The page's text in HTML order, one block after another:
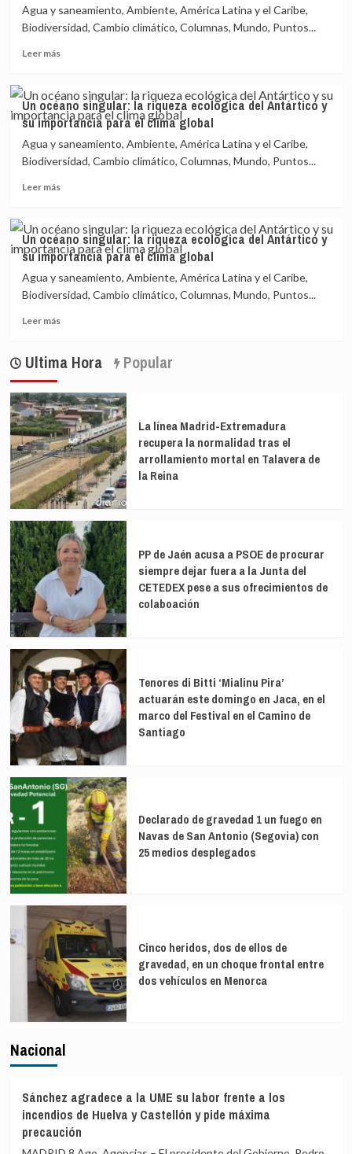
el
clima
la
riqueza
ecológica
del
su
importancia
para
el
clima
Agua y saneamiento, Ambiente, América Latina y el Caribe,
Biodiversidad, Cambio climático, Columnas, Mundo, Puntos...
Leer másLeer
Un
océano
singular:
la
riqueza
ecológica
del
su
importancia
para
el
clima
Un océano singular: la riqueza ecológica del Antártico y
su importancia para el clima global
Agua y saneamiento, Ambiente, América Latina y el Caribe,
Biodiversidad, Cambio climático, Columnas, Mundo, Puntos...
Leer másLeer
Un
océano
singular:
la
riqueza
ecológica
del
su
para
el
clima
global
Un océano singular: la riqueza ecológica del Antártico y
su importancia para el clima global
Agua y saneamiento, Ambiente, América Latina y el Caribe,
Biodiversidad, Cambio climático, Columnas, Mundo, Puntos...
Leer másLeer
Un
singular:
la
riqueza
ecológica
del
Antártico
y
su
importancia
para
el
clima
global
Ultima Hora Popular
La línea Madrid-Extremadura
recupera la normalidad tras el
arrollamiento mortal en Talavera de
la Reina
PP de Jaén acusa a PSOE de procurar
siempre dejar fuera a la Junta del
CETEDEX pese a sus ofrecimientos de
colaboación
Tenores di Bitti ‘Mialinu Pira’
actuarán este domingo en Jaca, en el
marco del Festival en el Camino de
Santiago
Declarado de gravedad 1 un fuego en
Navas de San Antonio (Segovia) con
25 medios desplegados
Cinco heridos, dos de ellos de
gravedad, en un choque frontal entre
dos vehículos en Menorca
Nacional
Sánchez agradece a la UME su labor frente a los
incendios de Huelva y Castellón y pide máxima
precaución